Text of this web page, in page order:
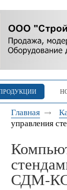
Главная
управления
СДМ-